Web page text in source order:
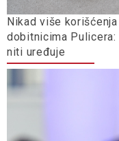
Nikad više
dobitnicima
niti uređuje